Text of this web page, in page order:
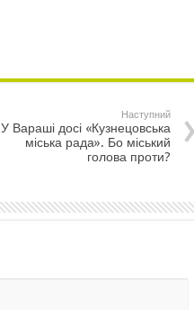
Наступний
У Вараші досі «Кузнецовська
міська рада». Бо міський
голова проти?